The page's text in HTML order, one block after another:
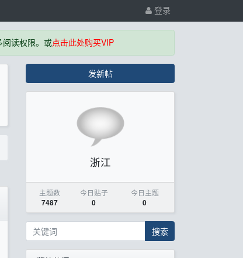
登录
读权限。或点击此处购买VIP
发新帖
浙江
主题数
7487
今日贴子
0
今日主题
0
搜索